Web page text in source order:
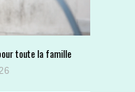
toute la famille